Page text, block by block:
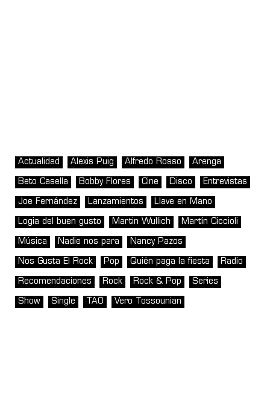
Actualidad Alexis Puig Alfredo Rosso Arenga
Beto Casella Bobby Flores Cine Disco Entrevistas
Joe Fernández Lanzamientos Llave en Mano
Logia del buen gusto Martin Wullich Martín Ciccioli
Música Nadie nos para Nancy Pazos
Nos Gusta El Rock Pop Quién paga la fiesta Radio
Recomendaciones Rock Rock & Pop Series
Show Single TAO Vero Tossounian